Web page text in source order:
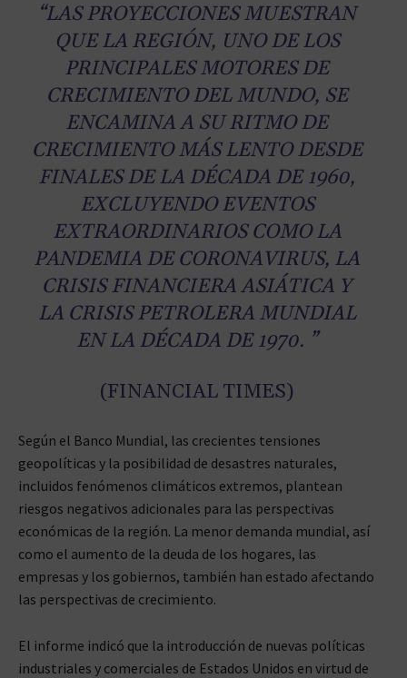
“LAS PROYECCIONES MUESTRAN
QUE LA REGIÓN, UNO DE LOS
PRINCIPALES MOTORES DE
CRECIMIENTO DEL MUNDO, SE
ENCAMINA A SU RITMO DE
CRECIMIENTO MÁS LENTO DESDE
FINALES DE LA DÉCADA DE 1960,
EXCLUYENDO EVENTOS
EXTRAORDINARIOS COMO LA
PANDEMIA DE CORONAVIRUS, LA
CRISIS FINANCIERA ASIÁTICA Y
LA CRISIS PETROLERA MUNDIAL
EN LA DÉCADA DE 1970. ”
(FINANCIAL TIMES)
Según el Banco Mundial, las crecientes tensiones
geopolíticas y la posibilidad de desastres naturales,
incluidos fenómenos climáticos extremos, plantean
riesgos negativos adicionales para las perspectivas
económicas de la región. La menor demanda mundial, así
como el aumento de la deuda de los hogares, las
empresas y los gobiernos, también han estado afectando
las perspectivas de crecimiento.
El informe indicó que la introducción de nuevas políticas
industriales y comerciales de Estados Unidos en virtud de